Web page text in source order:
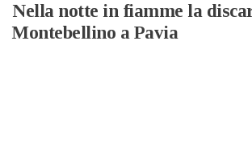
Nella notte in fiamme la
Montebellino a Pavia